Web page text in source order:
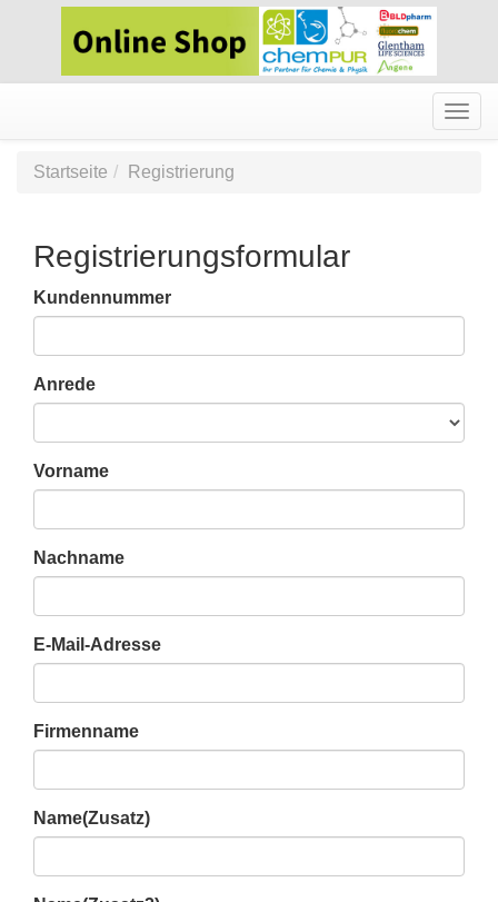
Startseite
Registrierung
Registrierungsformular
Kundennummer
Anrede
Vorname
Nachname
E-Mail-Adresse
Firmenname
Name(Zusatz)